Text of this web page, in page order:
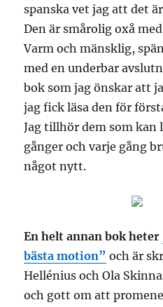
spanska vet jag att det
Den är smårolig oxå
Varm och mänsklig,
med en underbar
bok som jag önskar att
jag fick läsa den för
Jag tillhör dem som kan
gånger och varje gång
något nytt.
En helt annan bok heter
bästa motion” och är
Hellénius och Ola
och gott om att